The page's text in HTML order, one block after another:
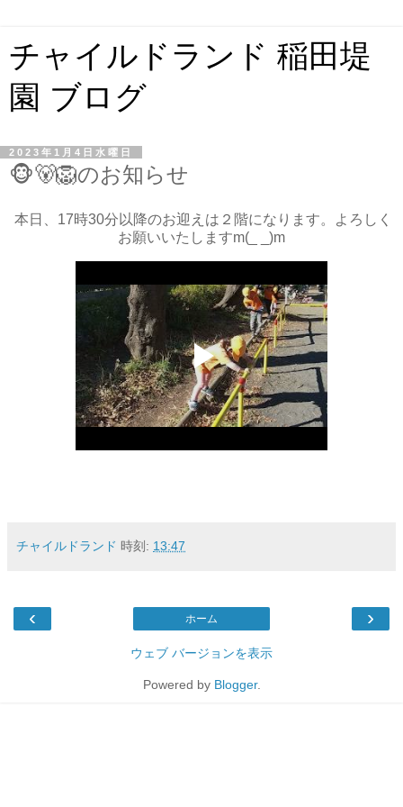
チャイルドランド 稲田堤
園 ブログ
2023年1月4日水曜日
🐵🐻🦁のお知らせ
本日、17時30分以降のお迎えは２階になります。よろしく
お願いいたしますm(_ _)m
チャイルドランド 時刻: 13:47
‹ ›
ホーム
ウェブ バージョンを表示
Powered by Blogger.